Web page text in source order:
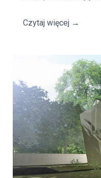
Czytaj więcej →